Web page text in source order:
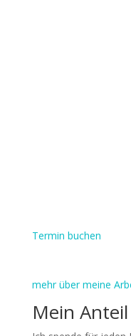
Termin buchen
mehr über meine
Mein Anteil